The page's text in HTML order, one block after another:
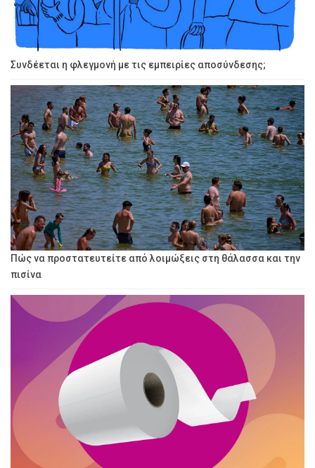
Συνδέεται η φλεγμονή με τις εμπειρίες αποσύνδεσης;
Πώς να προστατευτείτε από λοιμώξεις στη θάλασσα και την
πισίνα